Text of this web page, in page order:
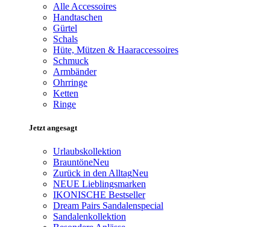
Alle Accessoires
Handtaschen
Gürtel
Schals
Hüte, Mützen & Haaraccessoires
Schmuck
Armbänder
Ohrringe
Ketten
Ringe
Jetzt angesagt
Urlaubskollektion
BrauntöneNeu
Zurück in den AlltagNeu
NEUE Lieblingsmarken
IKONISCHE Bestseller
Dream Pairs Sandalenspecial
Sandalenkollektion